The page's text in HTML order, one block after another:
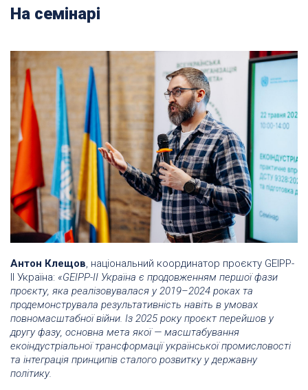
На семінарі
Антон Клещов, національний координатор проєкту GEIPP-
II Україна: «GEIPP-II Україна є продовженням першої фази
проєкту, яка реалізовувалася у 2019–2024 роках та
продемонструвала результативність навіть в умовах
повномасштабної війни. Із 2025 року проєкт перейшов у
другу фазу, основна мета якої — масштабування
екоіндустріальної трансформації української промисловості
та інтеграція принципів сталого розвитку у державну
політику.